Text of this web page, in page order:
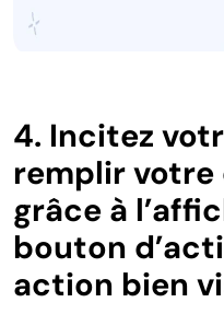
4. Incitez
remplir
grâce à
bouton
action bien